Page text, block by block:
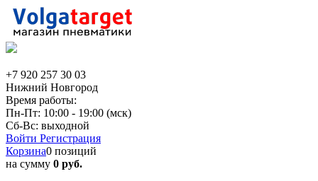
+7 920 257 30 03
Нижний Новгород
Время работы:
Пн-Пт: 10:00 - 19:00 (мск)
Сб-Вс: выходной
Войти Регистрация
Корзина0 позиций
на сумму 0 руб.